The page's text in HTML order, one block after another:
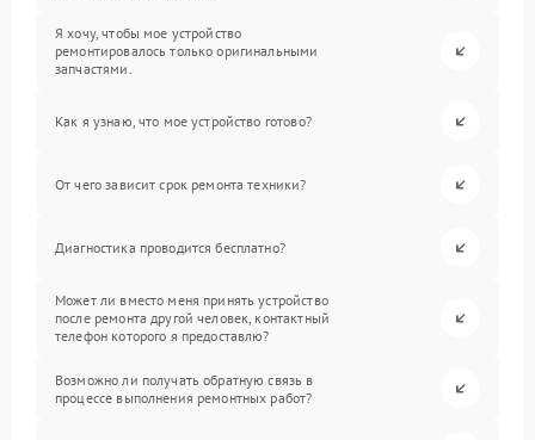
Я хочу, чтобы мое устройство
ремонтировалось только оригинальными
запчастями.
Как я узнаю, что мое устройство готово?
От чего зависит срок ремонта техники?
Диагностика проводится бесплатно?
Может ли вместо меня принять устройство
после ремонта другой человек, контактный
телефон которого я предоставлю?
Возможно ли получать обратную связь в
процессе выполнения ремонтных работ?